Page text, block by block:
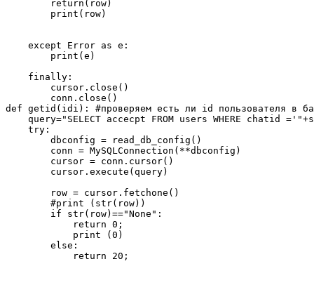
        return(row)
        print(row)
    except Error as e:
        print(e)
    finally:
        cursor.close()
        conn.close()
def getid(idi): #проверяем есть ли id пользователя в
query="SELECT accecpt FROM users WHERE chatid
    try:
        dbconfig = read_db_config()
        conn = MySQLConnection(**dbconfig)
        cursor = conn.cursor()
        cursor.execute(query)
        row = cursor.fetchone()
        #print (str(row))
        if str(row)=="None":
            return 0;
            print (0)
        else:
            return 20;